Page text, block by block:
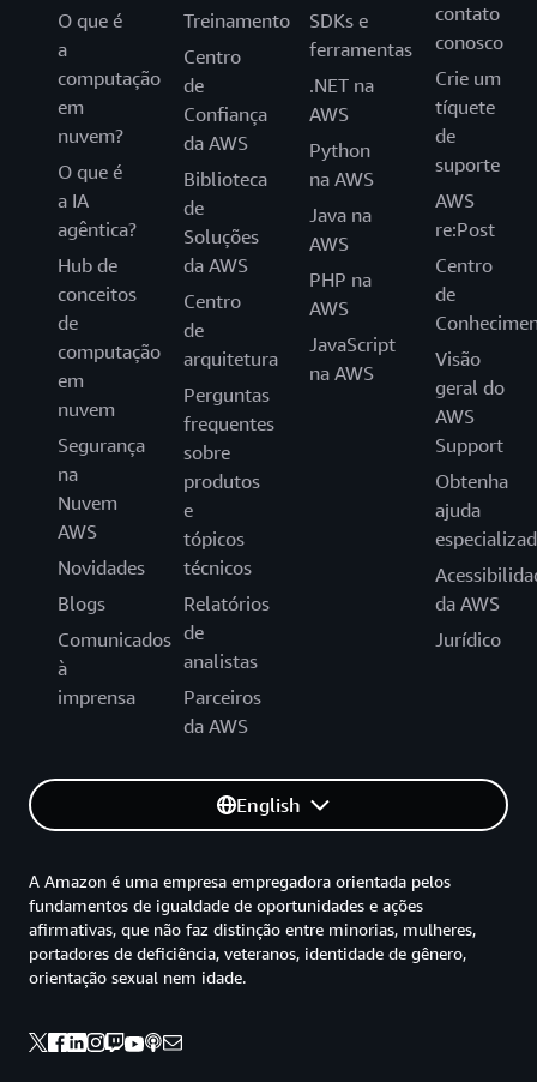
O que é
a
computação
em
nuvem?
O que é
a IA
agêntica?
Hub de
conceitos
de
computação
em
nuvem
Segurança
na
Nuvem
AWS
Novidades
Blogs
Comunicados
à
imprensa
Treinamento
Centro
de
Confiança
da AWS
Biblioteca
de
Soluções
da AWS
Centro
de
arquitetura
Perguntas
frequentes
sobre
produtos
e
tópicos
técnicos
Relatórios
de
analistas
Parceiros
da AWS
SDKs e
ferramentas
.NET na
AWS
Python
na AWS
Java na
AWS
PHP na
AWS
JavaScript
na AWS
contato
conosco
Crie um
tíquete
de
suporte
AWS
re:Post
Centro
de
Visão
geral do
AWS
Support
Obtenha
ajuda
da AWS
Jurídico
English
A Amazon é uma empresa empregadora orientada pelos
fundamentos de igualdade de oportunidades e ações
afirmativas, que não faz distinção entre minorias, mulheres,
portadores de deficiência, veteranos, identidade de gênero,
orientação sexual nem idade.